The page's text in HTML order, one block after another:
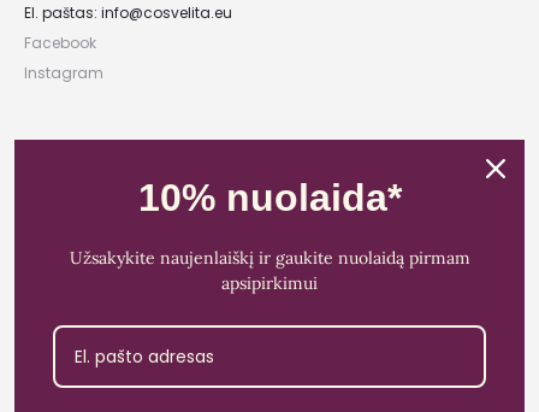
El. paštas: info@cosvelita.eu
Facebook
Instagram
Įmonės kodas: 303481944
PVM mokėtojo kodas: LT100011828014
Bankas: Paysera LT
10% nuolaida*
Užsakykite naujenlaiškį ir gaukite nuolaidą pirmam
apsipirkimui